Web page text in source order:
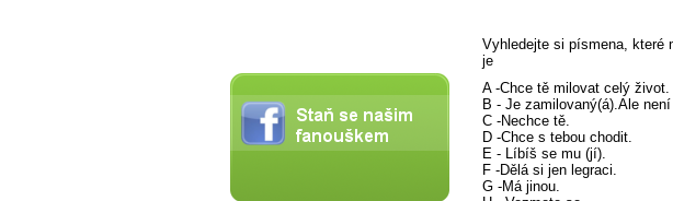
Vyhledejte si písmena, které
je
A -Chce tě milovat celý život.
B - Je zamilovaný(á).Ale
C -Nechce tě.
D -Chce s tebou chodit.
E - Líbíš se mu (jí).
F -Dělá si jen legraci.
G -Má jinou.